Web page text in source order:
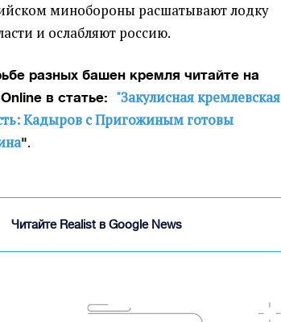
минобороны расшатывают лодку
и ослабляют россию.
разных башен кремля читайте на
в статье: "Закулисная кремлевская
Кадыров с Пригожиным готовы
".
Читайте Realist в Google News